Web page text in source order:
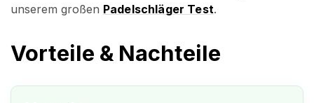
unserem großen Padelschläger Test.
Vorteile & Nachteile